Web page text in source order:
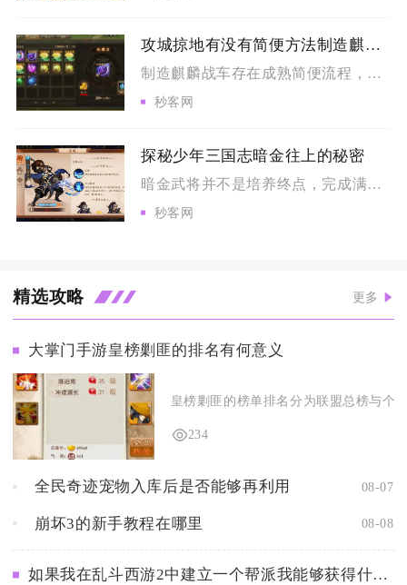
攻城掠地有没有简便方法制造麒麟战车
制造麒麟战车存在成熟简便流程，核心思路是前置条件精简达标、资...
秒客网
探秘少年三国志暗金往上的秘密
暗金武将并不是培养终点，完成满星养成之后可以开启化金进阶，突...
秒客网
精选攻略 更多
大掌门手游皇榜剿匪的排名有何意义
皇榜剿匪的榜单排名分为联盟总榜与个
234
全民奇迹宠物入库后是否能够再利用 08-07
崩坏3的新手教程在哪里 08-08
如果我在乱斗西游2中建立一个帮派我能够获得什么样的好处